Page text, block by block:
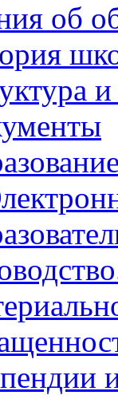
об